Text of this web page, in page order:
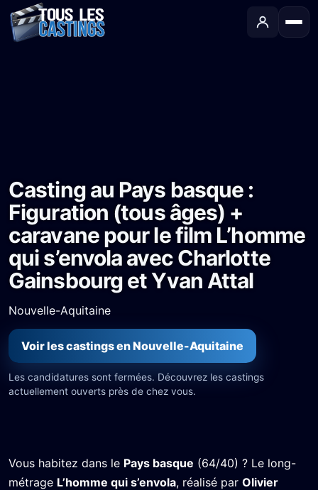
Casting au Pays basque :
Figuration (tous âges) +
caravane pour le film L’homme
qui s’envola avec Charlotte
Gainsbourg et Yvan Attal
Nouvelle-Aquitaine
Voir les castings en Nouvelle-Aquitaine
Les candidatures sont fermées. Découvrez les castings
actuellement ouverts près de chez vous.
Vous habitez dans le Pays basque (64/40) ? Le long-
métrage L’homme qui s’envola, réalisé par Olivier